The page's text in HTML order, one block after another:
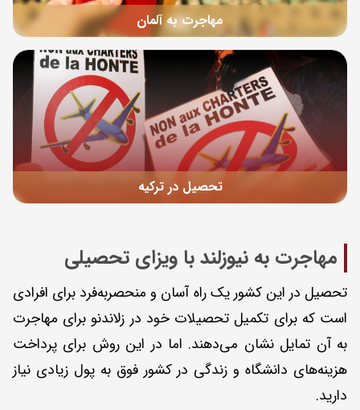
مهاجرت به آلمان
تحصیل در ترکیه
مهاجرت به نیوزلند با ویزای تحصیلی
تحصیل در این کشور یک راه آسان و منحصربه‌فرد برای افرادی
است که برای تکمیل تحصیلات خود در زلاندنو برای مهاجرت
به آن تمایل نشان می‌دهند. اما در این روش برای پرداخت
هزینه‌های دانشگاه و زندگی در کشور فوق به پول زیادی نیاز
دارید.